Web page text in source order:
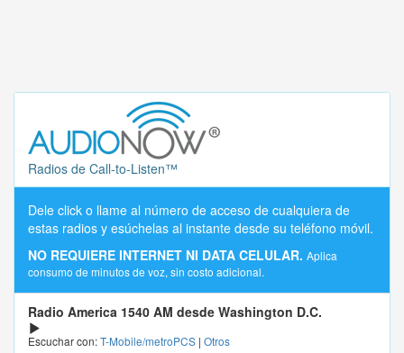
Radios de Call-to-Listen™
Dele click o llame al número de acceso de cualquiera de
estas radios y esúchelas al instante desde su teléfono móvil.
NO REQUIERE INTERNET NI DATA CELULAR. Aplica
consumo de minutos de voz, sin costo adicional.
Radio America 1540 AM desde Washington D.C.
Escuchar con:T-Mobile/metroPCS | Otros